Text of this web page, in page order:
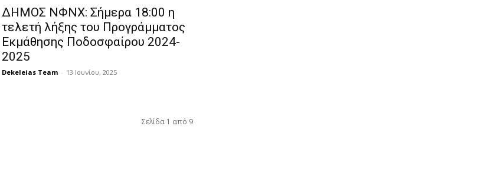
ΔΗΜΟΣ ΝΦΝΧ: Σήμερα 18:00 η
τελετή λήξης του Προγράμματος
Εκμάθησης Ποδοσφαίρου 2024-
2025
Dekeleias Team - 13 Ιουνίου, 2025
Σελίδα 1 από 9